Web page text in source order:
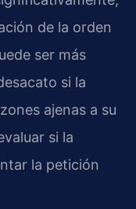
de la orden
ser más
si la
ajenas a su
si la
la petición